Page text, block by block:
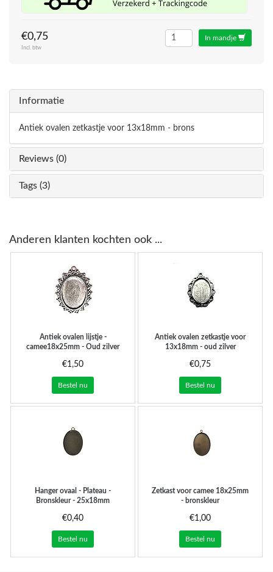
€0,75
Incl. btw
In mandje
Informatie
Antiek ovalen zetkastje voor 13x18mm - brons
Reviews (0)
Tags (3)
Anderen klanten kochten ook ...
Antiek ovalen lijstje -
camee18x25mm - Oud zilver
€1,50
Bestel nu
Antiek ovalen zetkastje voor
13x18mm - oud zilver
€0,75
Bestel nu
Hanger ovaal - Plateau -
Bronskleur - 25x18mm
€0,40
Bestel nu
Zetkast voor camee 18x25mm
- bronskleur
€1,00
Bestel nu